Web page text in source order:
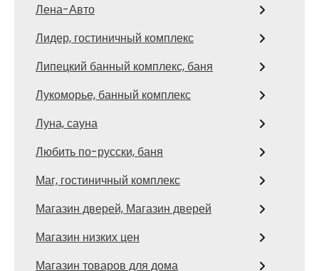
Лена-Авто
Лидер, гостиничный комплекс
Липецкий банный комплекс, баня
Лукоморье, банный комплекс
Луна, сауна
Любить по-русски, баня
Маг, гостиничный комплекс
Магазин дверей, Магазин дверей
Магазин низких цен
Магазин товаров для дома